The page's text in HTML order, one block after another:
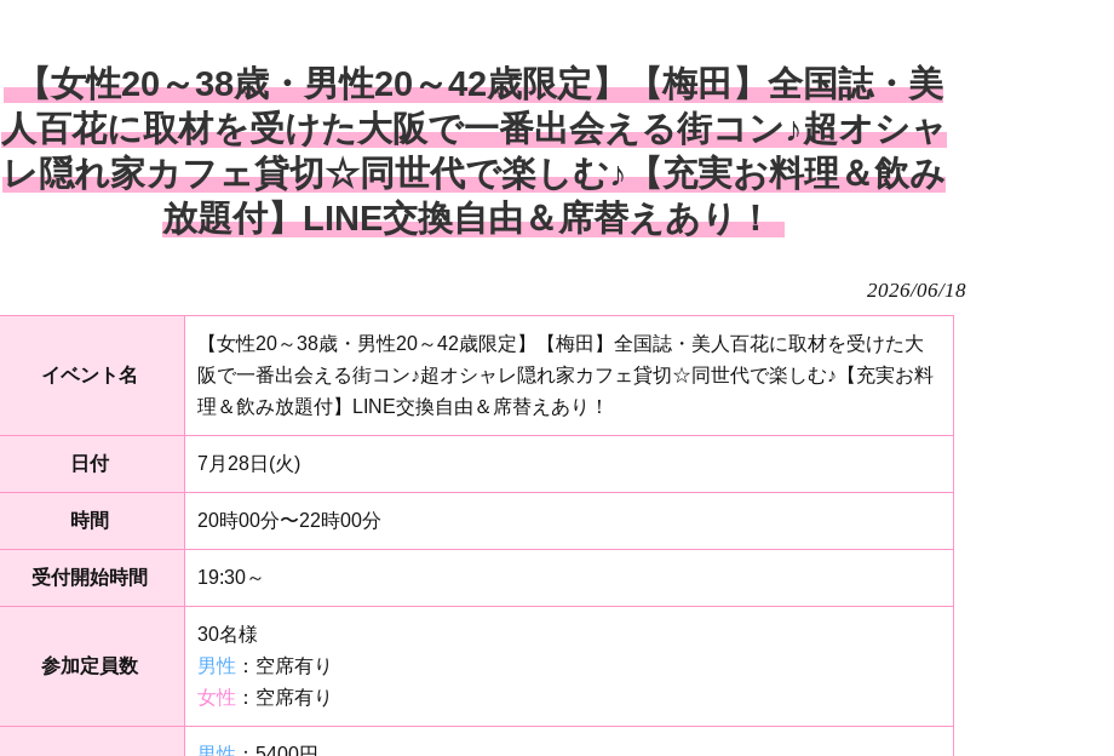
【女性20～38歳・男性20～42歳限定】【梅田】全国誌・美
人百花に取材を受けた大阪で一番出会える街コン♪超オシャ
レ隠れ家カフェ貸切☆同世代で楽しむ♪【充実お料理＆飲み
放題付】LINE交換自由＆席替えあり！
2026/06/18
イベント名
【女性20～38歳・男性20～42歳限定】【梅田】全国誌・美人百花に取材を受けた大
阪で一番出会える街コン♪超オシャレ隠れ家カフェ貸切☆同世代で楽しむ♪【充実お料
理＆飲み放題付】LINE交換自由＆席替えあり！
日付 7月28日(火)
時間 20時00分〜22時00分
受付開始時間 19:30～
参加定員数
30名様
男性 ：空席有り
女性 ：空席有り